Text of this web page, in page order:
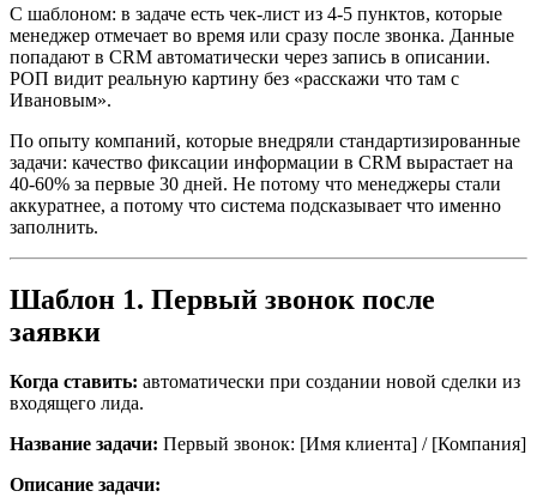
С шаблоном: в задаче есть чек-лист из 4-5 пунктов, которые
менеджер отмечает во время или сразу после звонка. Данные
попадают в CRM автоматически через запись в описании.
РОП видит реальную картину без «расскажи что там с
Ивановым».
По опыту компаний, которые внедряли стандартизированные
задачи: качество фиксации информации в CRM вырастает на
40-60% за первые 30 дней. Не потому что менеджеры стали
аккуратнее, а потому что система подсказывает что именно
заполнить.
Шаблон 1. Первый звонок после
заявки
Когда ставить: автоматически при создании новой сделки из
входящего лида.
Название задачи: Первый звонок: [Имя клиента] / [Компания]
Описание задачи: